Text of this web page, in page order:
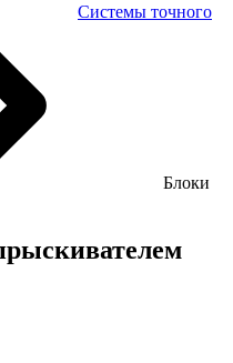
Системы точного
Блоки